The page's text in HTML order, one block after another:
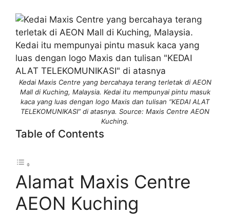
Kedai Maxis Centre yang bercahaya terang terletak di AEON
Mall di Kuching, Malaysia. Kedai itu mempunyai pintu masuk
kaca yang luas dengan logo Maxis dan tulisan “KEDAI ALAT
TELEKOMUNIKASI” di atasnya. Source: Maxis Centre AEON
Kuching.
Table of Contents
Alamat Maxis Centre
AEON Kuching